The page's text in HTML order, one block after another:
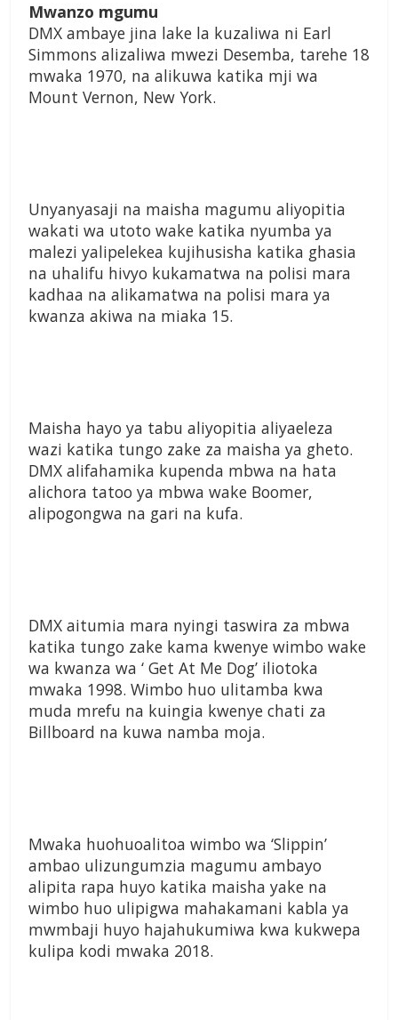
Mwanzo mgumu
DMX ambaye jina lake la kuzaliwa ni Earl
Simmons alizaliwa mwezi Desemba, tarehe 18
mwaka 1970, na alikuwa katika mji wa
Mount Vernon, New York.
Unyanyasaji na maisha magumu aliyopitia
wakati wa utoto wake katika nyumba ya
malezi yalipelekea kujihusisha katika ghasia
na uhalifu hivyo kukamatwa na polisi mara
kadhaa na alikamatwa na polisi mara ya
kwanza akiwa na miaka 15.
Maisha hayo ya tabu aliyopitia aliyaeleza
wazi katika tungo zake za maisha ya gheto.
DMX alifahamika kupenda mbwa na hata
alichora tatoo ya mbwa wake Boomer,
alipogongwa na gari na kufa.
DMX aitumia mara nyingi taswira za mbwa
katika tungo zake kama kwenye wimbo wake
wa kwanza wa ‘ Get At Me Dog’ iliotoka
mwaka 1998. Wimbo huo ulitamba kwa
muda mrefu na kuingia kwenye chati za
Billboard na kuwa namba moja.
Mwaka huohuoalitoa wimbo wa ‘Slippin’
ambao ulizungumzia magumu ambayo
alipita rapa huyo katika maisha yake na
wimbo huo ulipigwa mahakamani kabla ya
mwmbaji huyo hajahukumiwa kwa kukwepa
kulipa kodi mwaka 2018.